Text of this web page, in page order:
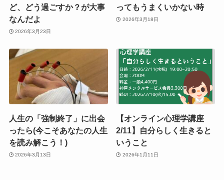
ど、どう過ごすか？が大事
なんだよ
2026年3月23日
ってもうまくいかない時
2026年3月18日
人生の「強制終了」に出会
ったら(今こそあなたの人生
を読み解こう！)
2026年3月13日
【オンライン心理学講座
2/11】自分らしく生きると
いうこと
2026年1月11日